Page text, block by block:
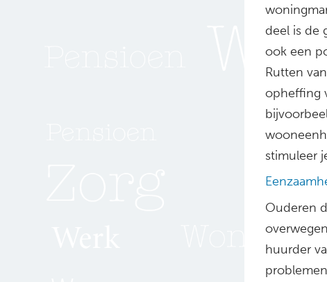
deel is de
ook een
Rutten
opheffing
stimuleer
Ouderen
huurder